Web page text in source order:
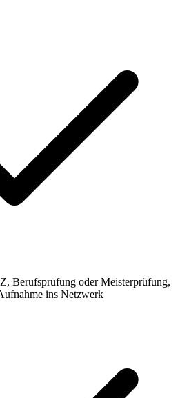
Berufsprüfung oder Meisterprüfung,
ins Netzwerk